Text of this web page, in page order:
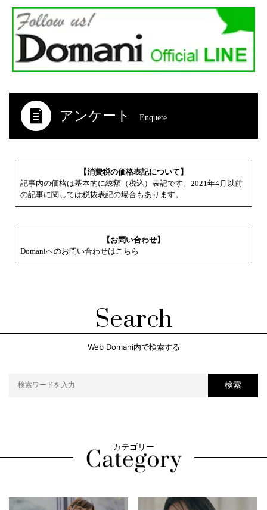
アンケート Enquete
【消費税の価格表記について】
記事内の価格は基本的に総額（税込）表記です。2021年4月以前
の記事に関しては税抜表記の場合もあります。
【お問い合わせ】
Domaniへのお問い合わせはこちら
Search
Web Domani内で検索する
検索
カテゴリー